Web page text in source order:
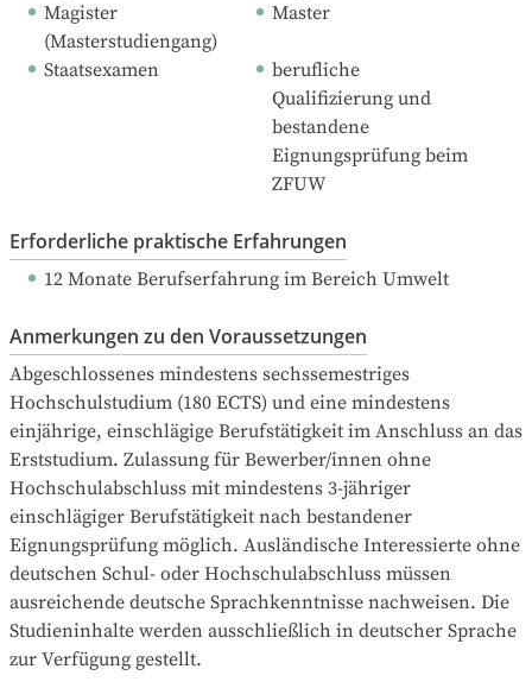
Magister
(Masterstudiengang)
Master
Staatsexamen
berufliche
Qualifizierung und
bestandene
Eignungsprüfung beim
ZFUW
Erforderliche praktische Erfahrungen
12 Monate Berufserfahrung im Bereich Umwelt
Anmerkungen zu den Voraussetzungen
Abgeschlossenes mindestens sechssemestriges
Hochschulstudium (180 ECTS) und eine mindestens
einjährige, einschlägige Berufstätigkeit im Anschluss an das
Erststudium. Zulassung für Bewerber/innen ohne
Hochschulabschluss mit mindestens 3-jähriger
einschlägiger Berufstätigkeit nach bestandener
Eignungsprüfung möglich. Ausländische Interessierte ohne
deutschen Schul- oder Hochschulabschluss müssen
ausreichende deutsche Sprachkenntnisse nachweisen. Die
Studieninhalte werden ausschließlich in deutscher Sprache
zur Verfügung gestellt.